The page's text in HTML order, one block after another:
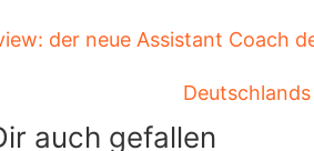
der neue Assistant Coach
auch gefallen